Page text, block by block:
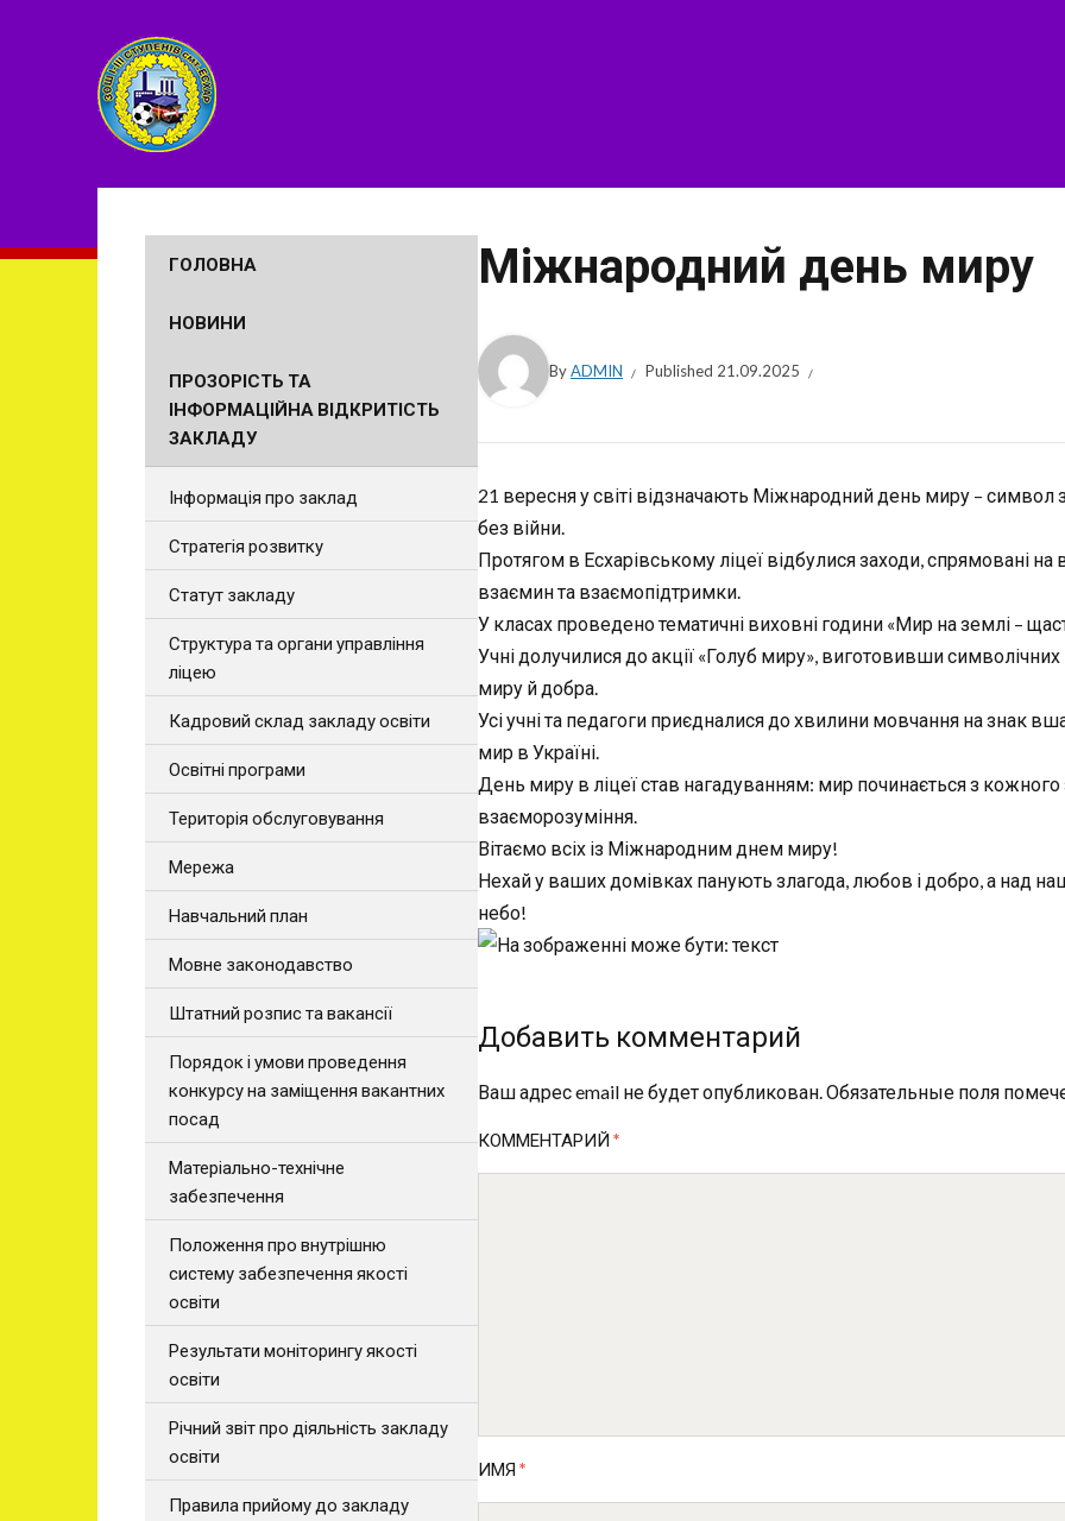
Міжнародний день миру
ByADMIN Published 21.09.2025
21 вересня у світі відзначають Міжнародний день миру – символ
без війни.
Протягом в Есхарівському ліцеї відбулися заходи, спрямовані
взаємин та взаємопідтримки.
У класах проведено тематичні виховні години «Мир на землі –
Учні долучилися до акції «Голуб миру», виготовивши
миру й добра.
Усі учні та педагоги приєдналися до хвилини мовчання на знак
мир в Україні.
День миру в ліцеї став нагадуванням: мир починається з кожного
взаєморозуміння.
Вітаємо всіх із Міжнародним днем миру!
Нехай у ваших домівках панують злагода, любов і добро, а над
небо!
Добавить комментарий
Ваш адрес email не будет опубликован.Обязательные поля
КОММЕНТАРИЙ *
ИМЯ *
ГОЛОВНА
НОВИНИ
ПРОЗОРІСТЬ ТА
ІНФОРМАЦІЙНА ВІДКРИТІСТЬ
ЗАКЛАДУ
Інформація про заклад
Стратегія розвитку
Статут закладу
Структура та органи управління
ліцею
Кадровий склад закладу освіти
Освітні програми
Територія обслуговування
Мережа
Навчальний план
Мовне законодавство
Штатний розпис та вакансії
Порядок і умови проведення
конкурсу на заміщення вакантних
посад
Матеріально-технічне
забезпечення
Положення про внутрішню
систему забезпечення якості
освіти
Результати моніторингу якості
освіти
Річний звіт про діяльність закладу
освіти
Правила прийому до закладу